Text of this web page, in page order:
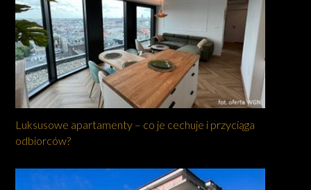
Luksusowe apartamenty – co je cechuje i przyciąga
odbiorców?